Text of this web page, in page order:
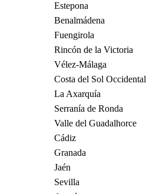
Estepona
Benalmádena
Fuengirola
Rincón de la Victoria
Vélez-Málaga
Costa del Sol Occidental
La Axarquía
Serranía de Ronda
Valle del Guadalhorce
Cádiz
Granada
Jaén
Sevilla